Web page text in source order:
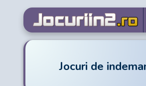
Jocuri de